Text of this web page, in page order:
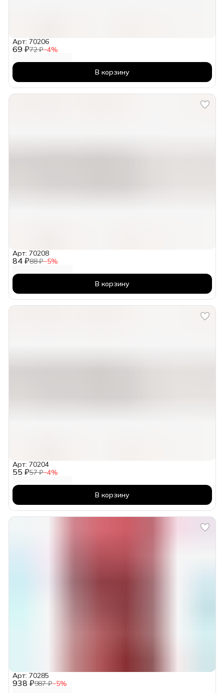
69 ₽72 ₽−4%
Арт: 70206
В корзину
84 ₽88 ₽−5%
Арт: 70208
В корзину
55 ₽57 ₽−4%
Арт: 70204
В корзину
938 ₽987 ₽−5%
Арт: 70285